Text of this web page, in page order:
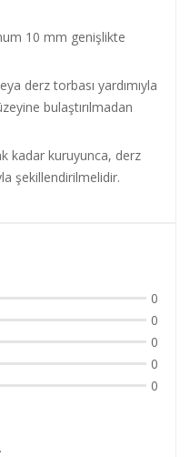
10 mm genişlikte
derz torbası yardımıyla
bulaştırılmadan
kadar kuruyunca, derz
şekillendirilmelidir.
0
0
0
0
0